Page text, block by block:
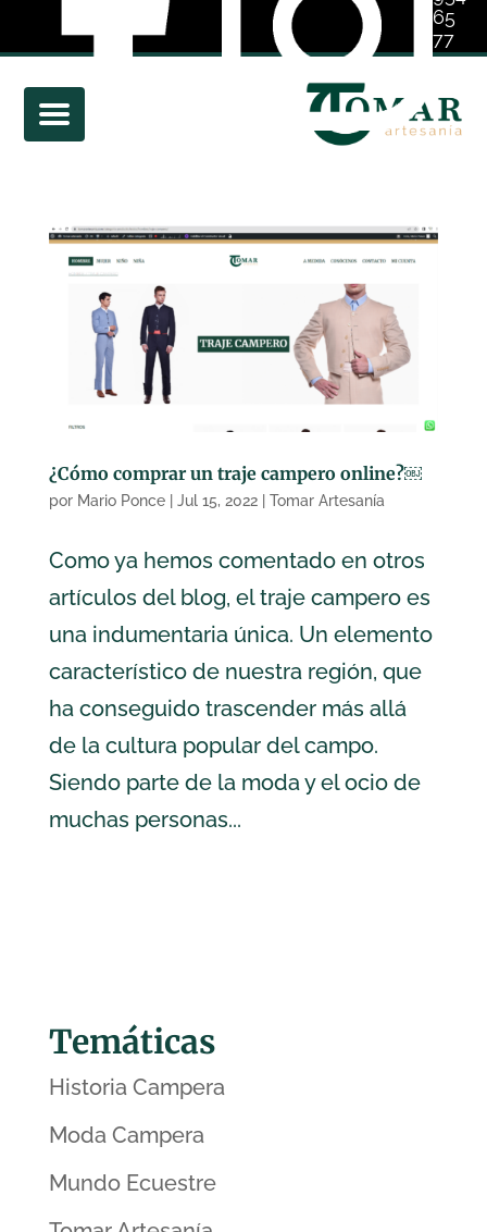
65
77
01
¿Cómo comprar un traje campero online?￼
por Mario Ponce| Jul 15, 2022| Tomar Artesanía
Como ya hemos comentado en otros
artículos del blog, el traje campero es
una indumentaria única. Un elemento
característico de nuestra región, que
ha conseguido trascender más allá
de la cultura popular del campo.
Siendo parte de la moda y el ocio de
muchas personas...
Temáticas
Historia Campera
Moda Campera
Mundo Ecuestre